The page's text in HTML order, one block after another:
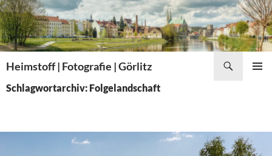
Zum
Inhalt
springen
Heimstoff | Fotografie | Görlitz
Schlagwortarchiv: Folgelandschaft